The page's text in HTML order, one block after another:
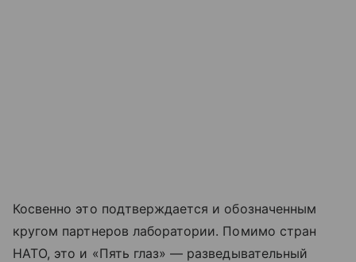
Косвенно это подтверждается и обозначенным
кругом партнеров лаборатории. Помимо стран
НАТО, это и «Пять глаз» — разведывательный